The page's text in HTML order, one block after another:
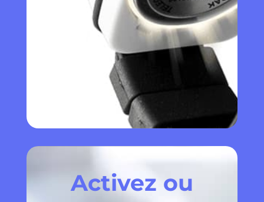
Activez ou